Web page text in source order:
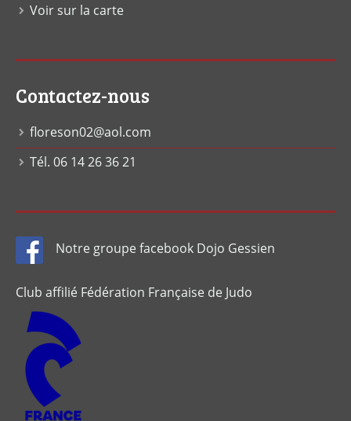
Voir sur la carte
Contactez-nous
floreson02@aol.com
Tél. 06 14 26 36 21
Notre groupe facebook Dojo Gessien
Club affilié Fédération Française de Judo